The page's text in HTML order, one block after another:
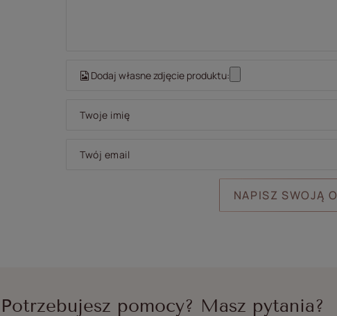
Dodaj własne zdjęcie produktu:
Twoje imię
Twój email
NAPISZ SWOJĄ
Potrzebujesz pomocy? Masz pytania?